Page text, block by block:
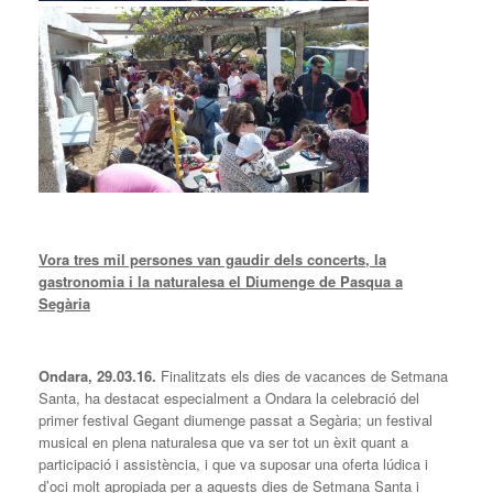
Vora tres mil persones van gaudir dels concerts, la
gastronomia i la naturalesa el Diumenge de Pasqua a
Segària
Ondara, 29.03.16. Finalitzats els dies de vacances de Setmana
Santa, ha destacat especialment a Ondara la celebració del
primer festival Gegant diumenge passat a Segària; un festival
musical en plena naturalesa que va ser tot un èxit quant a
participació i assistència, i que va suposar una oferta lúdica i
d’oci molt apropiada per a aquests dies de Setmana Santa i